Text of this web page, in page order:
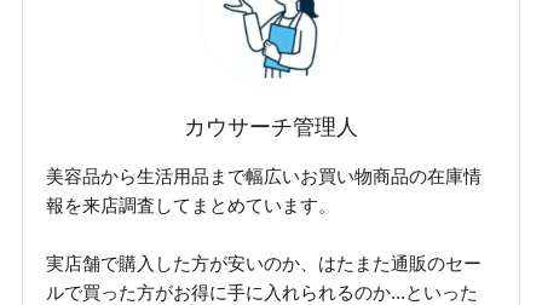
カウサーチ管理人
美容品から生活用品まで幅広いお買い物商品の在庫情
報を来店調査してまとめています。
実店舗で購入した方が安いのか、はたまた通販のセー
ルで買った方がお得に手に入れられるのか...といった